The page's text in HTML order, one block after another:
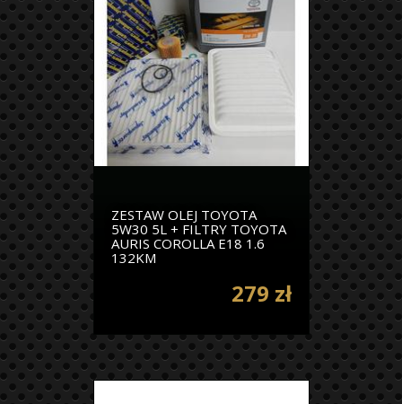
ZESTAW OLEJ TOYOTA
5W30 5L + FILTRY TOYOTA
AURIS COROLLA E18 1.6
132KM
279 zł